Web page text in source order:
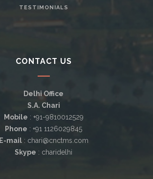
TESTIMONIALS
CONTACT US
Delhi Office
S.A. Chari
Mobile : +91-9810012529
Phone : +91 1126029845
E-mail: chari@cnctms.com
Skype : charidelhi